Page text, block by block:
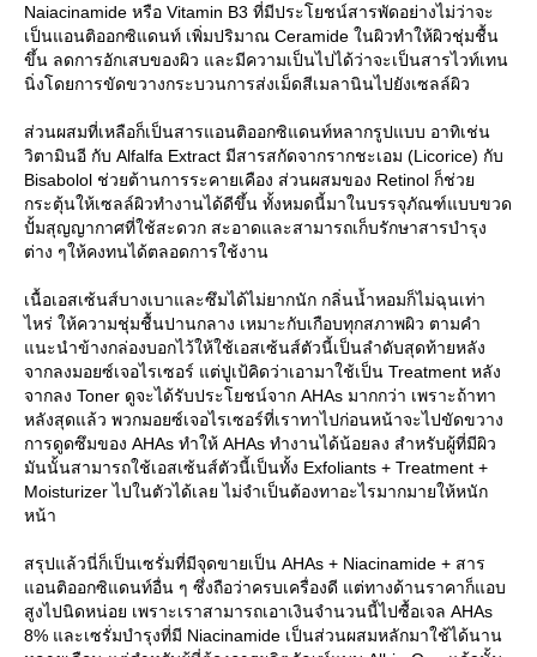
Naiacinamide หรือ Vitamin B3 ที่มีประโยชน์สารพัดอย่างไม่ว่าจะ
เป็นแอนติออกซิแดนท์ เพิ่มปริมาณ Ceramide ในผิวทำให้ผิวชุ่มชื้น
ขึ้น ลดการอักเสบของผิว และมีความเป็นไปได้ว่าจะเป็นสารไวท์เทน
นิ่งโดยการขัดขวางกระบวนการส่งเม็ดสีเมลานินไปยังเซลล์ผิว
ส่วนผสมที่เหลือก็เป็นสารแอนติออกซิแดนท์หลากรูปแบบ อาทิเช่น
วิตามินอี กับ Alfalfa Extract มีสารสกัดจากรากชะเอม (Licorice) กับ
Bisabolol ช่วยต้านการระคายเคือง ส่วนผสมของ Retinol ก็ช่ว
กระตุ้นให้เซลล์ผิวทำงานได้ดีขึ้น ทั้งหมดนี้มาในบรรจุภัณฑ์แบบขวด
ปั้มสุญญากาศที่ใช้สะดวก สะอาดและสามารถเก็บรักษาสารบำรุง
ต่าง ๆให้คงทนได้ตลอดการใช้งาน
เนื้อเอสเซ้นส์บางเบาและซึมได้ไม่ยากนัก กลิ่นน้ำหอมก็ไม่ฉุนเท่า
ไหร่ ให้ความชุ่มชื้นปานกลาง เหมาะกับเกือบทุกสภาพผิว ตามคำ
นะนำข้างกล่องบอกไว้ให้ใช้เอสเซ้นส์ตัวนี้เป็นลำดับสุดท้ายหลัง
จากลงมอยซ์เจอไรเซอร์ แต่ปูเป้คิดว่าเอามาใช้เป็น Treatment หลัง
จากลง Toner ดูจะได้รับประโยชน์จาก AHAs มากกว่า เพราะถ้าทา
หลังสุดแล้ว พวกมอยซ์เจอไรเซอร์ที่เราทาไปก่อนหน้าจะไปขัดขวาง
การดูดซึมของ AHAs ทำให้ AHAs ทำงานได้น้อยลง สำหรับผู้ที่มีผิว
มันนั้นสามารถใช้เอสเซ้นส์ตัวนี้เป็นทั้ง Exfoliants + Treatment +
Moisturizer ไปในตัวได้เลย ไม่จำเป็นต้องทาอะไรมากมายให้หนัก
หน้า
สรุปแล้วนี่ก็เป็นเซรั่มที่มีจุดขายเป็น AHAs + Niacinamide + สาร
อนติออกซิแดนท์อื่น ๆ ซึ่งถือว่าครบเครื่องดี แต่ทางด้านราคาก็แอบ
สูงไปนิดหน่อย เพราะเราสามารถเอาเงินจำนวนนี้ไปซื้อเจล AHAs
8% และเซรั่มบำรุงที่มี Niacinamide เป็นส่วนผสมหลักมาใช้ได้นาน